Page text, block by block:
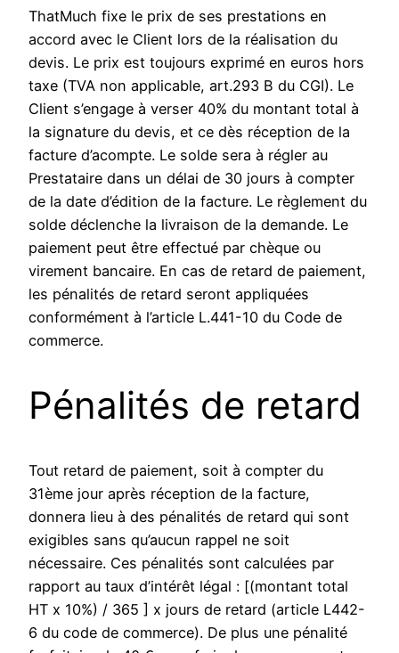
ThatMuch fixe le prix de ses prestations en
accord avec le Client lors de la réalisation du
devis. Le prix est toujours exprimé en euros hors
taxe (TVA non applicable, art.293 B du CGI). Le
Client s’engage à verser 40% du montant total à
la signature du devis, et ce dès réception de la
facture d’acompte. Le solde sera à régler au
Prestataire dans un délai de 30 jours à compter
de la date d’édition de la facture. Le règlement du
solde déclenche la livraison de la demande. Le
paiement peut être effectué par chèque ou
virement bancaire. En cas de retard de paiement,
les pénalités de retard seront appliquées
conformément à l’article L.441-10 du Code de
commerce.
Pénalités de retard
Tout retard de paiement, soit à compter du
31ème jour après réception de la facture,
donnera lieu à des pénalités de retard qui sont
exigibles sans qu’aucun rappel ne soit
nécessaire. Ces pénalités sont calculées par
rapport au taux d’intérêt légal : [(montant total
HT x 10%) / 365 ] x jours de retard (article L442-
6 du code de commerce). De plus une pénalité